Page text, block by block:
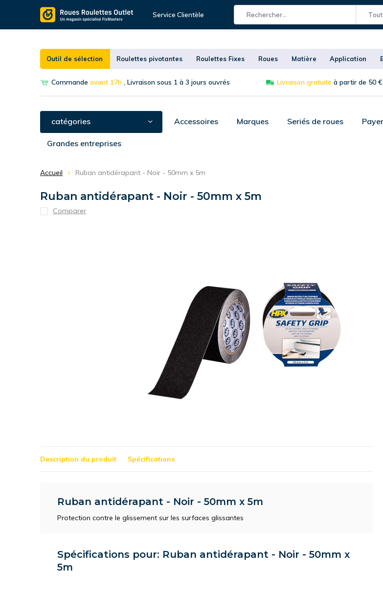
Service Clientèle
Outil de sélection Roulettes pivotantes Roulettes Fixes Roues Matière Application
Commande avant 17h , Livraison sous 1 à 3 jours ouvrés Livraison gratuite à partir de 50 €
catégories Accessoires Marques Seriés de roues
Grandes entreprises
Accueil Ruban antidérapant - Noir - 50mm x 5m
Ruban antidérapant - Noir - 50mm x 5m
Comparer
Description du produit Spécifications
Ruban antidérapant - Noir - 50mm x 5m
Protection contre le glissement sur les surfaces glissantes
Spécifications pour: Ruban antidérapant - Noir - 50mm x
5m